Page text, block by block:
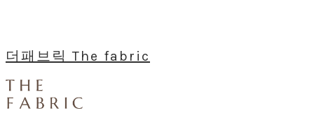
더패브릭 The fabric